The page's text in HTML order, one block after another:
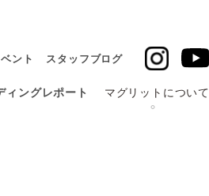
ント スタッフブログ
ィングレポート マグリットについて